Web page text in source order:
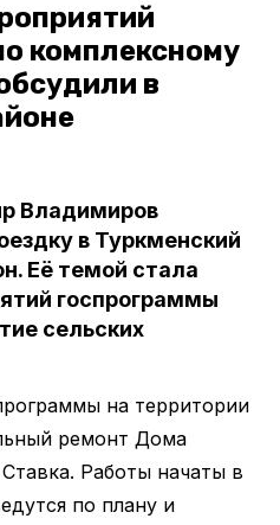
комплексному
в
Владимиров
в Туркменский
Её темой стала
госпрограммы
сельских
на территории
ремонт Дома
Работы начаты в
по плану и